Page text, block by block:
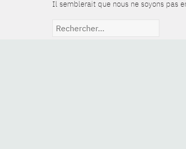
Il semblerait que nous ne soyons pas
Rechercher :